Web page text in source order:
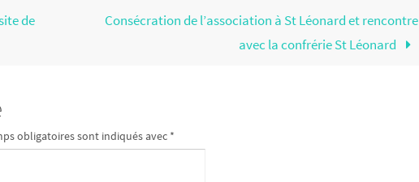
de
Consécration de l’association à St Léonard et rencontre
avec la confrérie St Léonard
obligatoires sont indiqués avec *